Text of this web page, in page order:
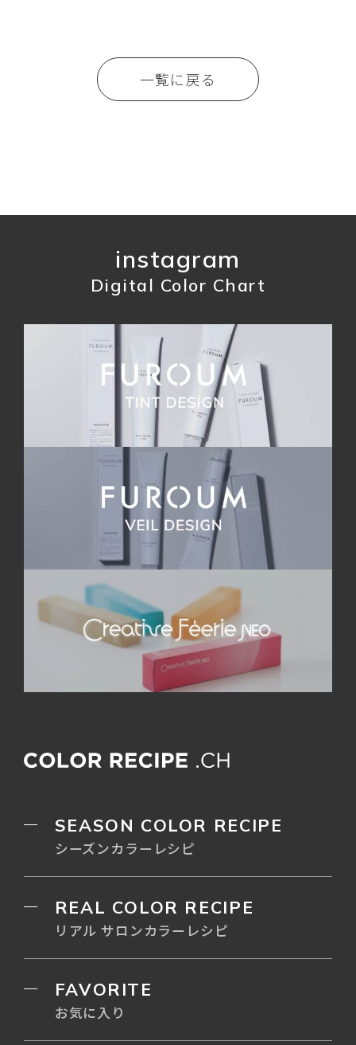
一覧に戻る
instagram
Digital Color Chart
SEASON COLOR RECIPE
シーズンカラーレシピ
REAL COLOR RECIPE
リアル サロンカラーレシピ
FAVORITE
お気に入り